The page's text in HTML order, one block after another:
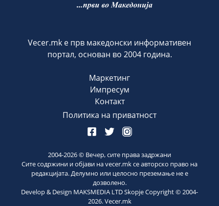
Vecer.mk е прв македонски информативен
портал, основан во 2004 година.
Маркетинг
Импресум
Контакт
Политика на приватност
2004-2026© Вечер, сите права задржани
Сите содржини и објави на vecer.mk се авторско право на
редакцијата. Делумно или целосно преземање не е
дозволено.
Develop & Design MAKSMEDIA LTD Skopje Copyright © 2004-
2026. Vecer.mk